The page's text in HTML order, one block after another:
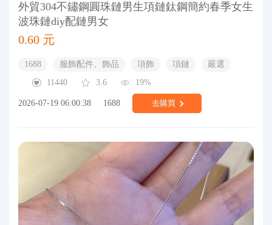
外貿304不鏽鋼圓珠鏈男生項鏈鈦鋼簡約春季女生
波珠鏈diy配鏈男女
0.60 元
1688 服飾配件、飾品 項飾 項鏈
嚴選
11440
3.6 19%
2026-07-19 06:00:38 1688 去購買